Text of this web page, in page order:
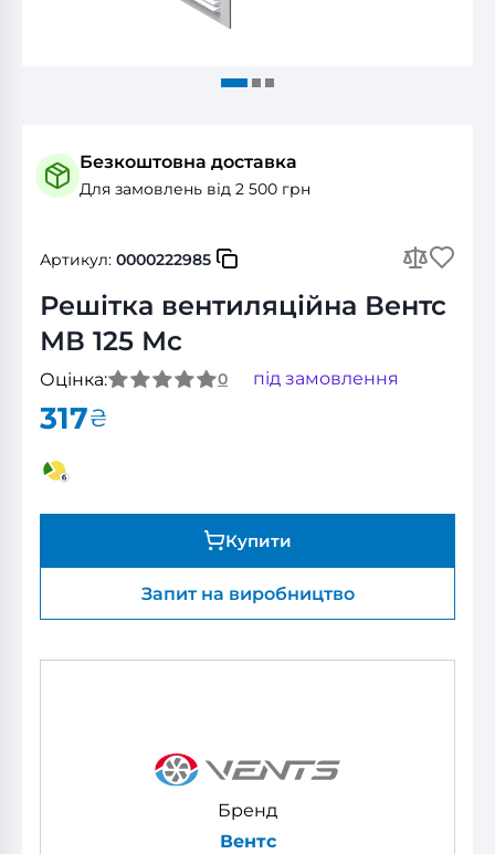
Безкоштовна доставка
Для замовлень від 2 500 грн
Артикул: 0000222985
Решітка вентиляційна Вентс
МВ 125 Мс
Оцінка: 0 під замовлення
317₴
Купити
Запит на виробництво
Бренд
Вентс